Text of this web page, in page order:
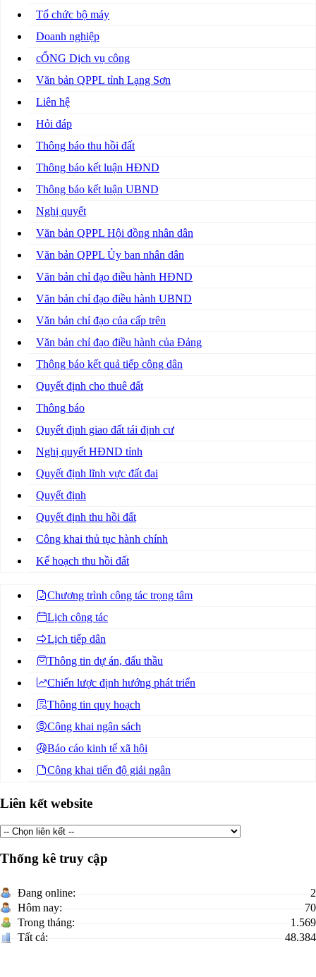
Tổ chức bộ máy
Doanh nghiệp
cỔNG Dịch vụ công
Văn bản QPPL tỉnh Lạng Sơn
Liên hệ
Hỏi đáp
Thông báo thu hồi đất
Thông báo kết luận HĐND
Thông báo kết luận UBND
Nghị quyết
Văn bản QPPL Hội đồng nhân dân
Văn bản QPPL Ủy ban nhân dân
Văn bản chỉ đạo điều hành HĐND
Văn bản chỉ đạo điều hành UBND
Văn bản chỉ đạo của cấp trên
Văn bản chỉ đạo điều hành của Đảng
Thông báo kết quả tiếp công dân
Quyết định cho thuê đất
Thông báo
Quyết định giao đất tái định cư
Nghị quyết HĐND tỉnh
Quyết định lĩnh vực đất đai
Quyết định
Quyết định thu hồi đất
Công khai thủ tục hành chính
Kế hoạch thu hồi đất
Chương trình công tác trọng tâm
Lịch công tác
Lịch tiếp dân
Thông tin dự án, đấu thầu
Chiến lược định hướng phát triển
Thông tin quy hoạch
Công khai ngân sách
Báo cáo kinh tế xã hội
Công khai tiến độ giải ngân
Liên kết website
Thống kê truy cập
Đang online:
2
Hôm nay:
70
Trong tháng:
1.569
Tất cả:
48.384